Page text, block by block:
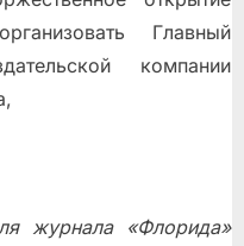
Главный
компании
журнала «Флорида»